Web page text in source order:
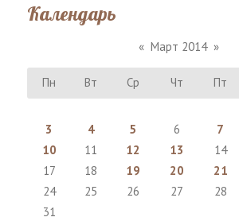
Календарь
« Март 2014 »
Пн Вт Ср Чт Пт
3
4 5 6 7
10
11 12 13 14
17
18 19 20 21
24
25 26 27 28
31